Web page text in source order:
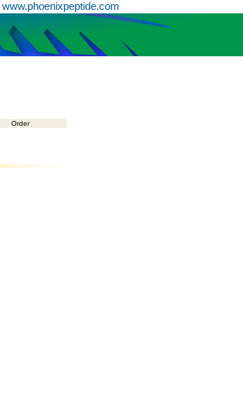
www.phoenixpeptide.com
Order